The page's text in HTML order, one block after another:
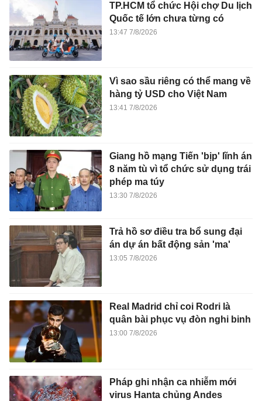
TP.HCM tổ chức Hội chợ Du lịch
Quốc tế lớn chưa từng có
13:47 7/8/2026
Vì sao sầu riêng có thể mang về
hàng tỷ USD cho Việt Nam
13:41 7/8/2026
Giang hồ mạng Tiến 'bịp' lĩnh án
8 năm tù vì tổ chức sử dụng trái
phép ma túy
13:30 7/8/2026
Trả hồ sơ điều tra bổ sung đại
án dự án bất động sản 'ma'
13:05 7/8/2026
Real Madrid chỉ coi Rodri là
quân bài phục vụ đòn nghi binh
13:00 7/8/2026
Pháp ghi nhận ca nhiễm mới
virus Hanta chủng Andes